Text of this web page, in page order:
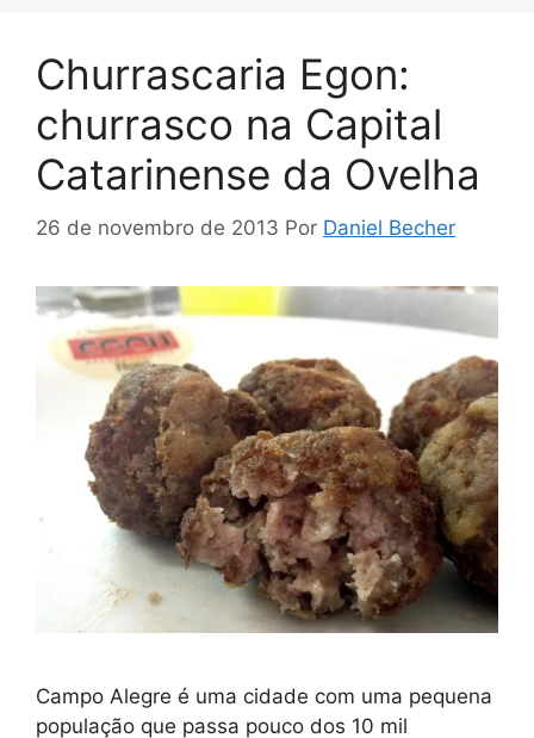
Churrascaria Egon:
churrasco na Capital
Catarinense da Ovelha
26 de novembro de 2013 Por Daniel Becher
Campo Alegre é uma cidade com uma pequena
população que passa pouco dos 10 mil